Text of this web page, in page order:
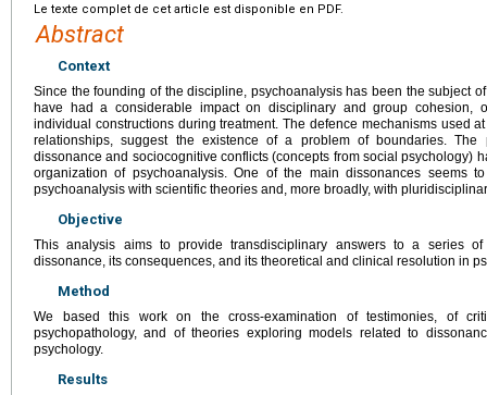
Le texte complet de cet article est disponible en PDF.
Abstract
Context
Since the founding of the discipline, psychoanalysis has been the subject
have had a considerable impact on disciplinary and group cohesion,
individual constructions during treatment. The defence mechanisms used
relationships, suggest the existence of a problem of boundaries.
dissonance and sociocognitive conflicts (concepts from social psychology)
organization of psychoanalysis. One of the main dissonances seems
psychoanalysis with scientific theories and, more broadly, with
Objective
This analysis aims to provide transdisciplinary answers to a series
dissonance, its consequences, and its theoretical and clinical resolution in
Method
We based this work on the cross-examination of testimonies, of
psychopathology, and of theories exploring models related to
psychology.
Results